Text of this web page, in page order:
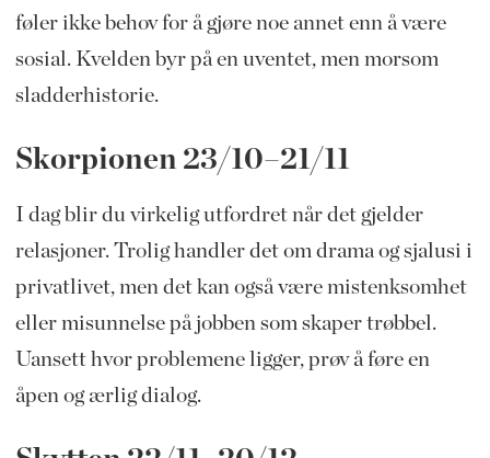
føler ikke behov for å gjøre noe annet enn å være
sosial. Kvelden byr på en uventet, men morsom
sladderhistorie.
Skorpionen 23/10–21/11
I dag blir du virkelig utfordret når det gjelder
relasjoner. Trolig handler det om drama og sjalusi i
privatlivet, men det kan også være mistenksomhet
eller misunnelse på jobben som skaper trøbbel.
Uansett hvor problemene ligger, prøv å føre en
åpen og ærlig dialog.